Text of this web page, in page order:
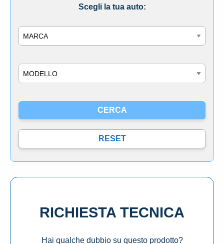
Scegli la tua auto:
RICHIESTA TECNICA
Hai qualche dubbio su questo prodotto?